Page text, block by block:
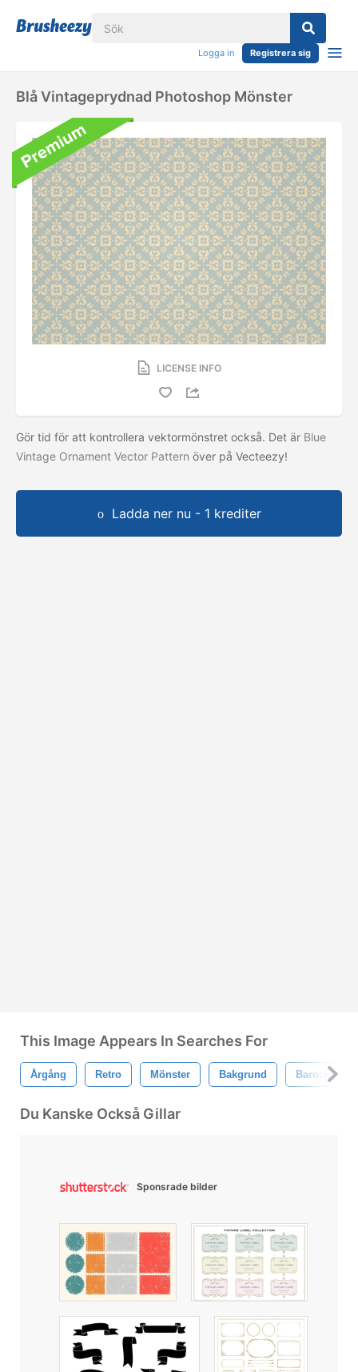
Logga in Registrera sig
Blå Vintageprydnad Photoshop Mönster
LICENSE INFO
Gör tid för att kontrollera vektormönstret också. Det är Blue
Vintage Ornament Vector Pattern över på Vecteezy!
Ladda ner nu - 1 krediter
This Image Appears In Searches For
Årgång Retro Mönster Bakgrund Barock
Du Kanske Också Gillar
Sponsrade bilder